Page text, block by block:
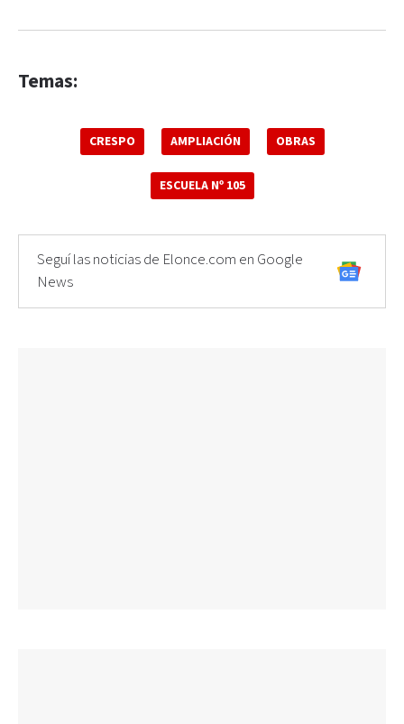
Temas:
CRESPO AMPLIACIÓN OBRAS
ESCUELA Nº 105
Seguí las noticias de Elonce.com en Google
News